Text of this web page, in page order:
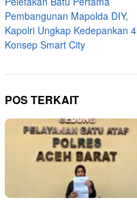
pos
Pembangunan Mapolda DIY,
Kapolri Ungkap Kedepankan 4
Konsep Smart City
POS TERKAIT